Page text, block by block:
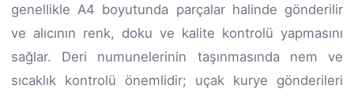
genellikle A4 boyutunda parçalar halinde gönderilir
ve alıcının renk, doku ve kalite kontrolü yapmasını
sağlar. Deri numunelerinin taşınmasında nem ve
sıcaklık kontrolü önemlidir; uçak kurye gönderileri